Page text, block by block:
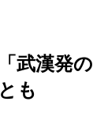
「武漢発
とも